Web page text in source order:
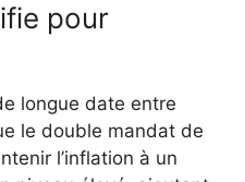
pour
longue date entre
le double mandat de
l’inflation à un